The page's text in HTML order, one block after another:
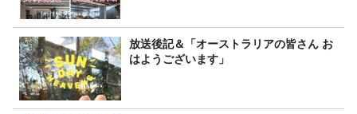
放送後記＆「オーストラリアの皆さん お
はようございます」